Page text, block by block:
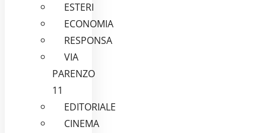
ESTERI
ECONOMIA
RESPONSA
VIA
PARENZO
11
EDITORIALE
CINEMA